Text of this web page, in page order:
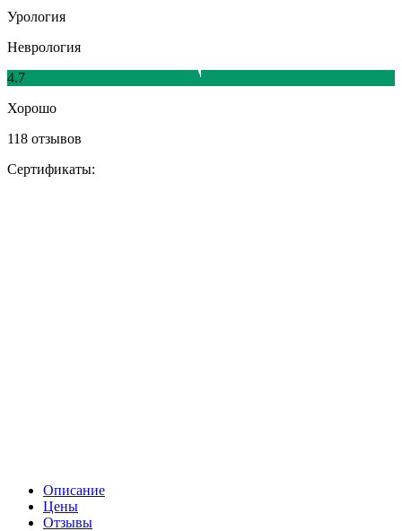
Урология
Неврология
4.7
Хорошо
118 отзывов
Сертификаты:
Описание
Цены
Отзывы